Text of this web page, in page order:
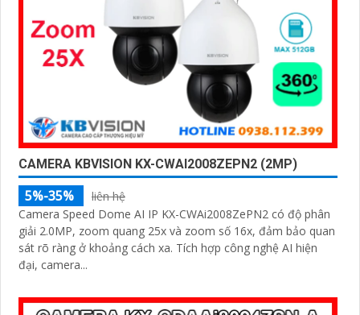
CAMERA KBVISION KX-CWAI2008ZEPN2 (2MP)
5%-35%
liên hệ
Camera Speed Dome AI IP KX-CWAi2008ZePN2 có độ phân
giải 2.0MP, zoom quang 25x và zoom số 16x, đảm bảo quan
sát rõ ràng ở khoảng cách xa. Tích hợp công nghệ AI hiện
đại, camera...